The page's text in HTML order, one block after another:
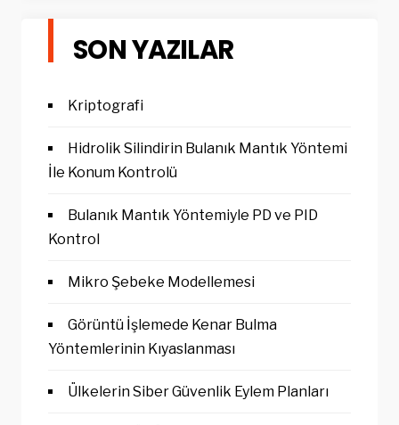
SON YAZILAR
Kriptografi
Hidrolik Silindirin Bulanık Mantık Yöntemi
İle Konum Kontrolü
Bulanık Mantık Yöntemiyle PD ve PID
Kontrol
Mikro Şebeke Modellemesi
Görüntü İşlemede Kenar Bulma
Yöntemlerinin Kıyaslanması
Ülkelerin Siber Güvenlik Eylem Planları